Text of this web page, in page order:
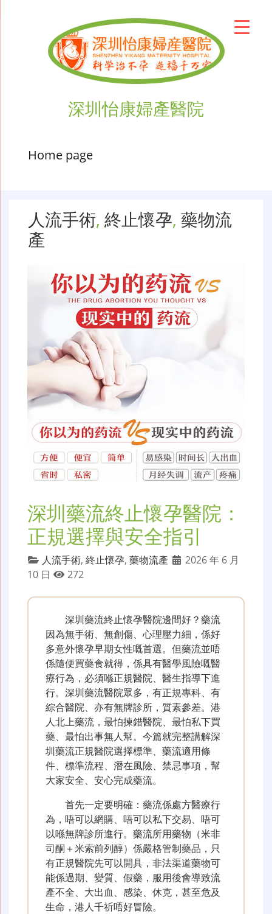
深圳怡康婦產醫院
Home page
人流手術, 終止懷孕, 藥物流
產
深圳藥流終止懷孕醫院：
正規選擇與安全指引
人流手術, 終止懷孕, 藥物流產
2026 年 6 月
10 日
272
深圳藥流終止懷孕醫院邊間好？藥流
因為無手術、無創傷、心理壓力細，係好
多意外懷孕早期女性嘅首選。但藥流並唔
係隨便買藥食就得，係具有醫學風險嘅醫
療行為，必須喺正規醫院、醫生指導下進
行。深圳藥流醫院眾多，有正規專科、有
綜合醫院、亦有無牌診所，質素參差。港
人北上藥流，最怕揀錯醫院、最怕私下買
藥、最怕出事無人幫。今篇就完整講解深
圳藥流正規醫院選擇標準、藥流適用條
件、標準流程、潛在風險、禁忌事項，幫
大家安全、安心完成藥流。
首先一定要明確：藥流係處方醫療行
為，唔可以網購、唔可以私下交易、唔可
以喺無牌診所進行。藥流所用藥物（米非
司酮＋米索前列醇）係嚴格管制藥品，只
有正規醫院先可以開具，非法渠道藥物可
能係過期、變質、假藥，服用後會導致流
產不全、大出血、感染、休克，甚至危及
生命，港人千祈唔好冒險。